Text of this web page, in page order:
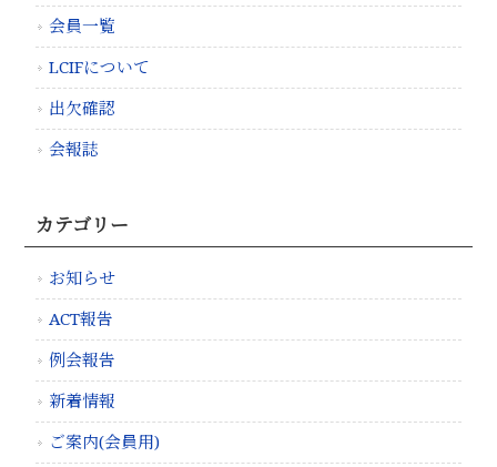
会員一覧
LCIFについて
出欠確認
会報誌
カテゴリー
お知らせ
ACT報告
例会報告
新着情報
ご案内(会員用)